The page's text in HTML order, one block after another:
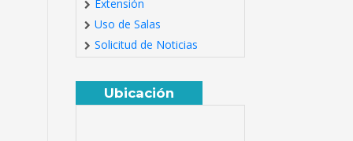
Extensión
Uso de Salas
Solicitud de Noticias
Ubicación